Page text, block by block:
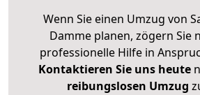
Wenn Sie einen Umzug von
Damme planen, zögern Sie
professionelle Hilfe in
Kontaktieren Sie uns heute
reibungslosen Umzug